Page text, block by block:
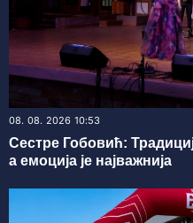
08. 08. 2026 10:53
Сестре Гобовић:
а емоција је најважнија